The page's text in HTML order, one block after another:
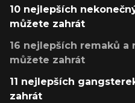
10 nejlepších
můžete zahrát
16 nejlepších remaků
můžete zahrát
11 nejlepších
zahrát